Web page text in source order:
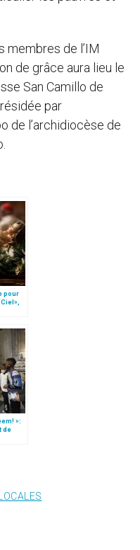
membres de l’IM
de grâce aura lieu le
San Camillo de
par
de l’archidiocèse de
pour
»:
de